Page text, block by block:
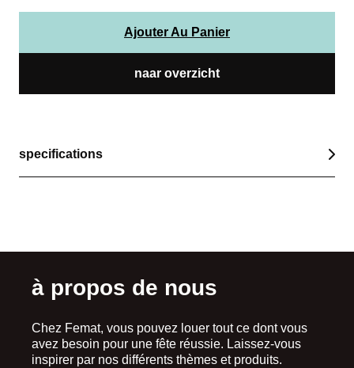
Ajouter Au Panier
naar overzicht
specifications
à propos de nous
Chez Femat, vous pouvez louer tout ce dont vous
avez besoin pour une fête réussie. Laissez-vous
inspirer par nos différents thèmes et produits.